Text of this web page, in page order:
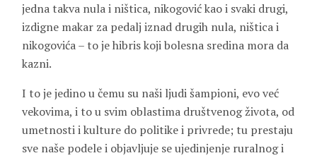
jedna takva nula i ništica, nikogović kao i svaki drugi,
izdigne makar za pedalj iznad drugih nula, ništica i
nikogovića – to je hibris koji bolesna sredina mora da
kazni.
I to je jedino u čemu su naši ljudi šampioni, evo već
vekovima, i to u svim oblastima društvenog života, od
umetnosti i kulture do politike i privrede; tu prestaju
sve naše podele i objavljuje se ujedinjenje ruralnog i